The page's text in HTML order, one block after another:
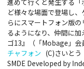
進めて行くと発生する
ど様々な場面で登場し
らにスマートフォン版
るようになり、仲間に
ゴ13』（「Mobage」会
チャフォン (C)さいと
SMDE Developed by